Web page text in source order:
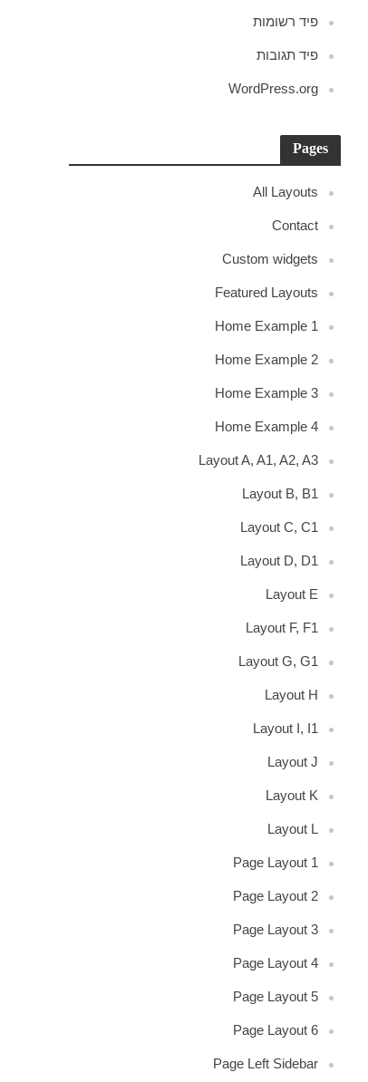
פיד רשומות
פיד תגובות
WordPress.org
Pages
All Layouts
Contact
Custom widgets
Featured Layouts
Home Example 1
Home Example 2
Home Example 3
Home Example 4
Layout A, A1, A2, A3
Layout B, B1
Layout C, C1
Layout D, D1
Layout E
Layout F, F1
Layout G, G1
Layout H
Layout I, I1
Layout J
Layout K
Layout L
Page Layout 1
Page Layout 2
Page Layout 3
Page Layout 4
Page Layout 5
Page Layout 6
Page Left Sidebar